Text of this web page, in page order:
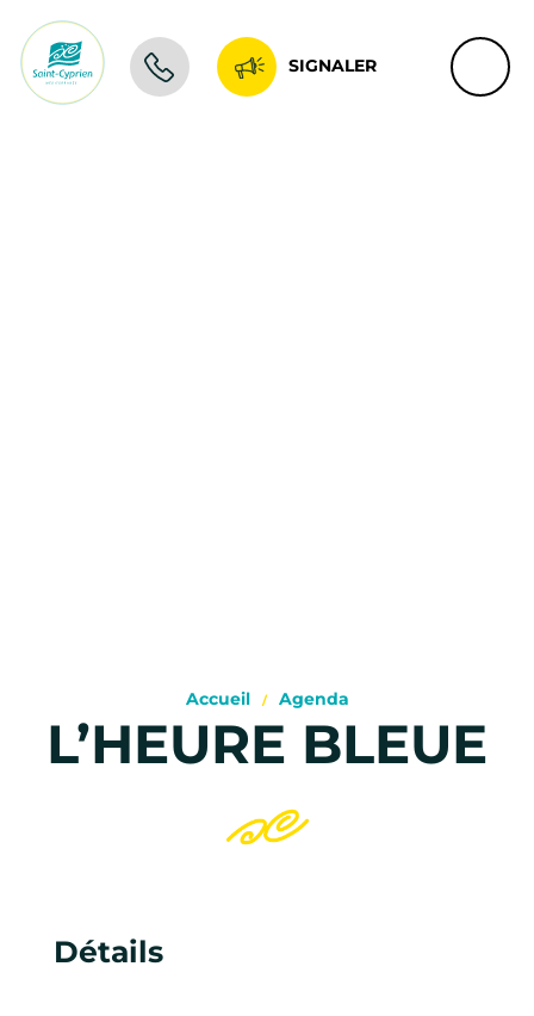
SIGNALER
Accueil Agenda
L’HEURE BLEUE
Détails